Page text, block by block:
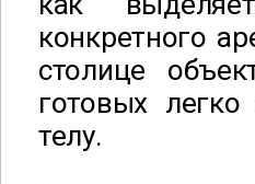
конкретного
столице
готовых
телу.